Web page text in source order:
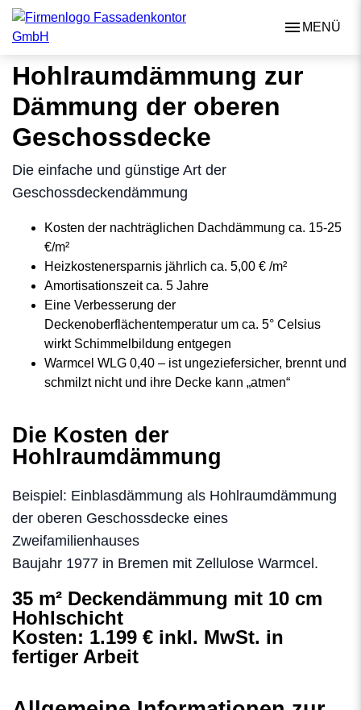
MENÜ
Hohlraumdämmung zur
Dämmung der oberen
Geschossdecke
Die einfache und günstige Art der
Geschossdeckendämmung
Kosten der nachträglichen Dachdämmung ca. 15-25
€/m²
Heizkostenersparnis jährlich ca. 5,00 € /m²
Amortisationszeit ca. 5 Jahre
Eine Verbesserung der
Deckenoberflächentemperatur um ca. 5° Celsius
wirkt Schimmelbildung entgegen
Warmcel WLG 0,40 – ist ungeziefersicher, brennt und
schmilzt nicht und ihre Decke kann „atmen“
Die Kosten der
Hohlraumdämmung
Beispiel: Einblasdämmung als Hohlraumdämmung
der oberen Geschossdecke eines
Zweifamilienhauses
Baujahr 1977 in Bremen mit Zellulose Warmcel.
35 m² Deckendämmung mit 10 cm
Hohlschicht
Kosten: 1.199 € inkl. MwSt. in
fertiger Arbeit